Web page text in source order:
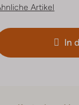
Artikel
In